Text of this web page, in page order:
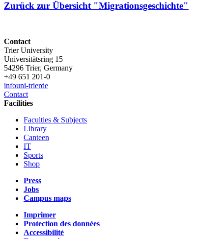
Zurück zur Übersicht "Migrationsgeschichte"
Contact
Trier University
Universitätsring 15
54296 Trier, Germany
+49 651 201-0
infouni-trierde
Contact
Facilities
Faculties & Subjects
Library
Canteen
IT
Sports
Shop
Press
Jobs
Campus maps
Imprimer
Protection des données
Accessibilité